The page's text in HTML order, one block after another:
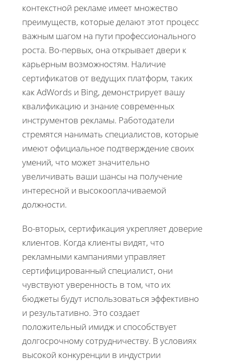
контекстной рекламе имеет множество
преимуществ, которые делают этот процесс
важным шагом на пути профессионального
роста. Во-первых, она открывает двери к
карьерным возможностям. Наличие
сертификатов от ведущих платформ, таких
как AdWords и Bing, демонстрирует вашу
квалификацию и знание современных
инструментов рекламы. Работодатели
стремятся нанимать специалистов, которые
имеют официальное подтверждение своих
умений, что может значительно
увеличивать ваши шансы на получение
интересной и высокооплачиваемой
должности.
Во-вторых, сертификация укрепляет доверие
клиентов. Когда клиенты видят, что
рекламными кампаниями управляет
сертифицированный специалист, они
чувствуют уверенность в том, что их
бюджеты будут использоваться эффективно
и результативно. Это создает
положительный имидж и способствует
долгосрочному сотрудничеству. В условиях
высокой конкуренции в индустрии